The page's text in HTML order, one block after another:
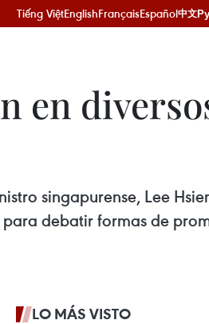
Tiếng ViệtEnglishFrançaisEspañol中文
en
singapurense, Lee
debatir formas de
LO MÁS VISTO